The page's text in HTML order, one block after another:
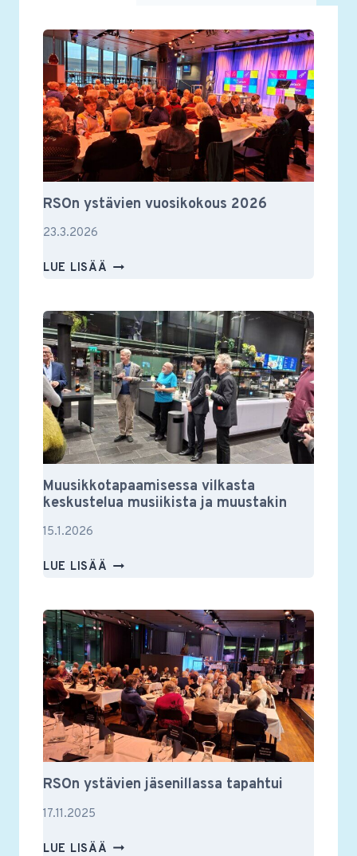
RSOn ystävien vuosikokous 2026
23.3.2026
LUE LISÄÄ RSON
2026
Muusikkotapaamisessa vilkasta
keskustelua musiikista ja muustakin
15.1.2026
LUE LISÄÄ MUUSIKKOTAPAAMISESSA
MUSIIKISTA
MUUSTAKIN
RSOn ystävien jäsenillassa tapahtui
17.11.2025
LUE LISÄÄ RSON